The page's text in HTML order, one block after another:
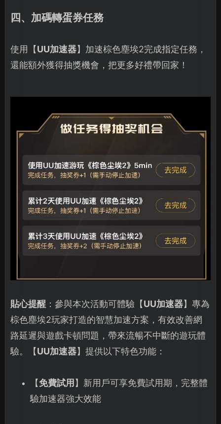
四、加碼轉蛋券任務
使用【UU加速器】加速棕色塵埃2完成指定任務，
還能額外獲得抽獎機會，把更多好禮帶回家！
貼心提醒 ：參與本次活動可體驗【UU加速器】專為
棕色塵埃2玩家打造的智慧加速方案，有效改善網
路延遲與遊戲卡頓問題，帶來流暢不中斷的遊玩體
驗。【UU加速器】提供以下特色功能：
【免費試用】新用戶可享免費試用期，完整體
驗加速器強大效能